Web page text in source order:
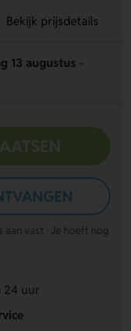
Bekijk prijsdetails
13 augustus
aan vast · Je hoeft nog
24 uur